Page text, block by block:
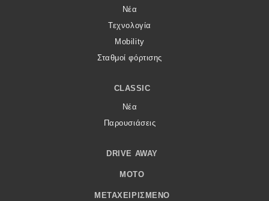
Νέα
Τεχνολογία
Mobility
Σταθμοί φόρτισης
CLASSIC
Νέα
Παρουσιάσεις
DRIVE AWAY
MOTO
ΜΕΤΑΧΕΙΡΙΣΜΈΝΟ